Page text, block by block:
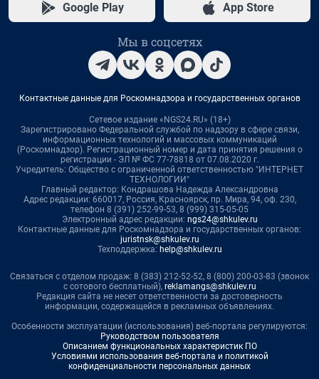
Google Play App Store
Мы в соцсетях
Контактные данные для Роскомнадзора и государственных органов
Сетевое издание «NGS24.RU» (18+)
Зарегистрировано Федеральной службой по надзору в сфере связи,
информационных технологий и массовых коммуникаций
(Роскомнадзор). Регистрационный номер и дата принятия решения о
регистрации - ЭЛ № ФС 77-78818 от 07.08.2020 г.
Учредитель: Общество с ограниченной ответственностью "ИНТЕРНЕТ
ТЕХНОЛОГИИ"
Главный редактор: Кондрашова Надежда Александровна
Адрес редакции: 660017, Россия, Красноярск, пр. Мира, 94, оф. 230,
телефон 8 (391) 252-99-53, 8 (999) 315-05-05
Электронный адрес редакции: ngs24@shkulev.ru
Контактные данные для Роскомнадзора и государственных органов:
juristnsk@shkulev.ru
Техподдержка: help@shkulev.ru
Связаться с отделом продаж: 8 (383) 212-52-52, 8 (800) 200-03-83 (звонок
с сотового бесплатный), reklamangs@shkulev.ru
Редакция сайта не несет ответственности за достоверность
информации, содержащейся в рекламных объявлениях.
Особенности эксплуатации (использования) веб-портала регулируются:
Руководством пользователя
Описанием функциональных характеристик ПО
Условиями использования веб-портала и политикой
конфиденциальности персональных данных